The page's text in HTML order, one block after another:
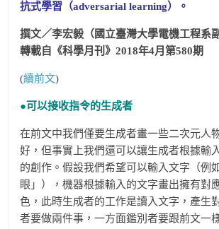
抗式學習（adversarial learning）。
撰文／李宏毅（國立臺灣大學電機工程系
轉載自《科學月刊》2018年4月第580期
(續前文)
●可以接收指令的生成者
在前文中我們僅要生成者畫一些二次元人
好，但事實上我們還可以讓生成者根據輸
的創作。假設我們希望可以輸入文字（例
眼」），機器根據輸入的文字畫出擁有對
色，此時生成者的工作是讀入文字，產生
者要做兩件事，一方面鑑別者要跟前文一